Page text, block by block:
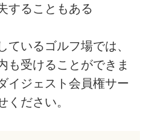
することもある
ているゴルフ場では、
も受けることができま
イジェスト会員権サー
ください。